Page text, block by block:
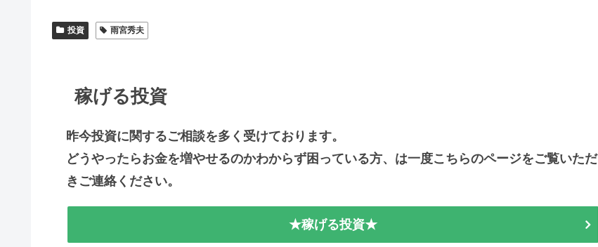
投資 雨宮秀夫
稼げる投資
昨今投資に関するご相談を多く受けております。
どうやったらお金を増やせるのかわからず困っている方、は一度こちらのページをご覧いただ
きご連絡ください。
★稼げる投資★